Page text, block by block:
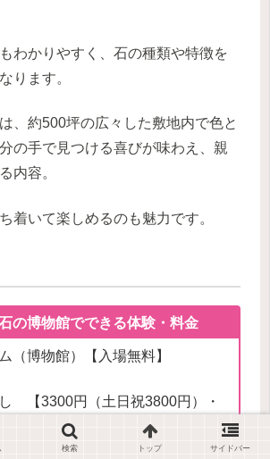
わかりやすく、石の種類や特徴を
ります。
、約500坪の広々した敷地内で色と
の手で見つける喜びが味わえ、親
内容。
着いて楽しめるのも魅力です。
の博物館でできる体験・料金
（博物館）【入場無料】
し 【3300円（土日祝3800円）・
検索 トップ サイドバー